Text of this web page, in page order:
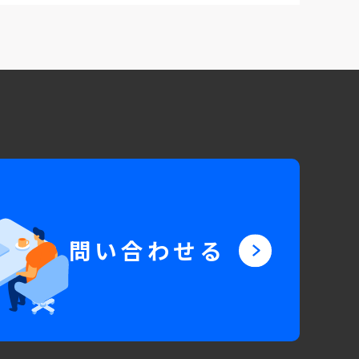
問い合わせる